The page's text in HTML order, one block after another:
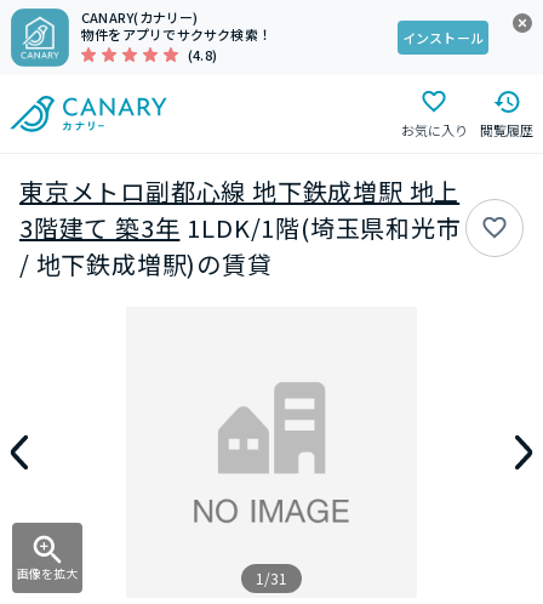
CANARY(カナリー)
物件をアプリでサクサク検索！
(4.8)
インストール
お気に入り 閲覧履歴
東京メトロ副都心線 地下鉄成増駅 地上
3階建て 築3年 1LDK/1階(埼玉県和光市
/ 地下鉄成増駅)の賃貸
画像を拡大 1/31